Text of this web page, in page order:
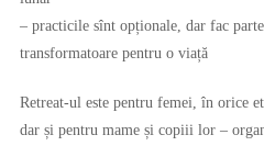
– practicile sînt opționale, dar fac
transformatoare pentru o viață
Retreat-ul este pentru femei, în orice
dar și pentru mame și copiii lor –